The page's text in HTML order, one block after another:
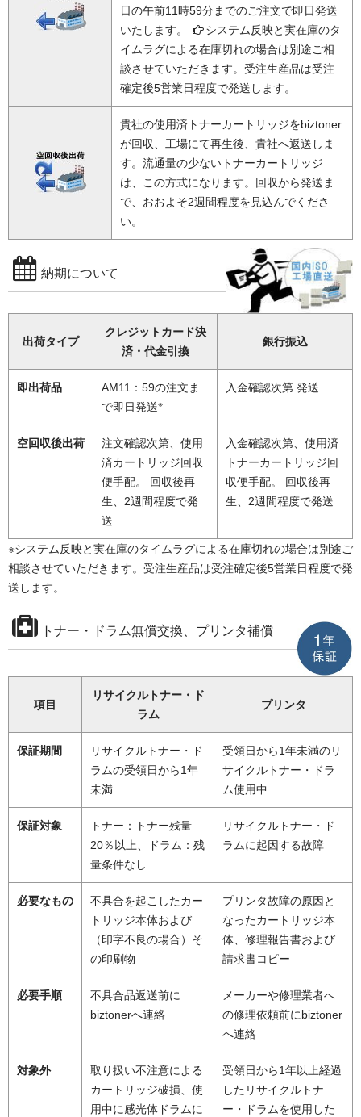
日の午前11時59分までのご注文で即日発送
いたします。
システム反映と実在庫のタ
イムラグによる在庫切れの場合は別途ご相
談させていただきます。受注生産品は受注
確定後5営業日程度で発送します。
貴社の使用済トナーカートリッジをbiztoner
が回収、工場にて再生後、貴社へ返送しま
す。流通量の少ないトナーカートリッジ
は、この方式になります。回収から発送ま
で、おおよそ2週間程度を見込んでくださ
い。
納期について
出荷タイプ
クレジットカード決
済・代金引換
銀行振込
即出荷品
AM11：59の注文ま
で即日発送※
入金確認次第 発送
空回収後出荷
注文確認次第、使用
済カートリッジ回収
便手配。 回収後再
生、2週間程度で発
送
入金確認次第、使用済
トナーカートリッジ回
収便手配。 回収後再
生、2週間程度で発送
※システム反映と実在庫のタイムラグによる在庫切れの場合は別途ご
相談させていただきます。受注生産品は受注確定後5営業日程度で発
送します。
トナー・ドラム無償交換、プリンタ補償
項目
リサイクルトナー・ド
ラム
プリンタ
保証期間
リサイクルトナー・ド
ラムの受領日から1年
未満
受領日から1年未満のリ
サイクルトナー・ドラ
ム使用中
保証対象
トナー：トナー残量
20％以上、ドラム：残
量条件なし
リサイクルトナー・ド
ラムに起因する故障
必要なもの
不具合を起こしたカー
トリッジ本体および
（印字不良の場合）そ
の印刷物
プリンタ故障の原因と
なったカートリッジ本
体、修理報告書および
請求書コピー
必要手順
不具合品返送前に
biztonerへ連絡
メーカーや修理業者へ
の修理依頼前にbiztoner
へ連絡
対象外
取り扱い不注意による
カートリッジ破損、使
用中に感光体ドラムに
受領日から1年以上経過
したリサイクルトナ
ー・ドラムを使用した